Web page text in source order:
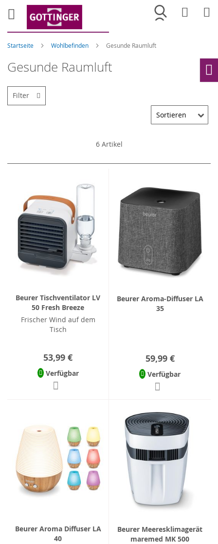
Merkliste
Startseite Wohlbefinden Gesunde Raumluft
Gesunde Raumluft
6Artikel
Beurer Tischventilator LV
50 Fresh Breeze
Frischer Wind auf dem
Tisch
53,99 €
Verfügbar
Beurer Aroma-Diffuser LA
35
59,99 €
Verfügbar
Beurer Aroma Diffuser LA
40
Beurer Meeresklimagerät
maremed MK 500
Filter